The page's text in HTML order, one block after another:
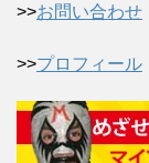
>>お問い合わせ
>>プロフィール